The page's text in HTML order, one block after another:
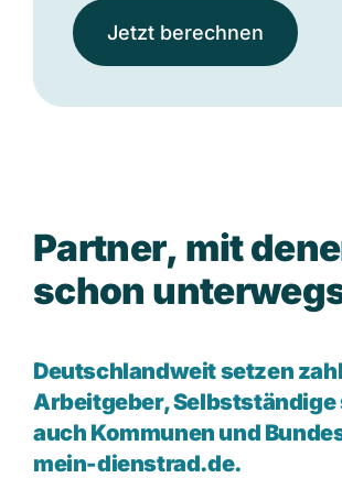
Jetzt berechnen
Partner, mitdene
schon unterweg
Deutschlandweit setzen
Arbeitgeber, Selbstständige
auch Kommunen und
mein-dienstrad.de.